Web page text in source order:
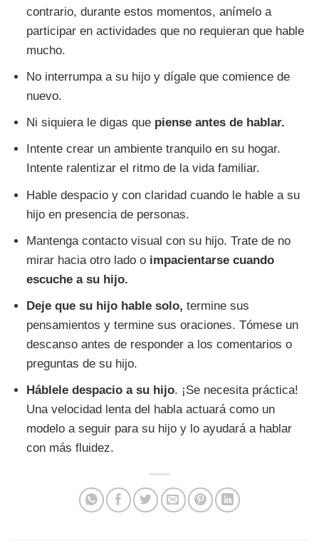
contrario, durante estos momentos, anímelo a
participar en actividades que no requieran que hable
mucho.
No interrumpa a su hijo y dígale que comience de
nuevo.
Ni siquiera le digas que piense antes de hablar.
Intente crear un ambiente tranquilo en su hogar.
Intente ralentizar el ritmo de la vida familiar.
Hable despacio y con claridad cuando le hable a su
hijo en presencia de personas.
Mantenga contacto visual con su hijo. Trate de no
mirar hacia otro lado o impacientarse cuando
escuche a su hijo.
Deje que su hijo hable solo, termine sus
pensamientos y termine sus oraciones. Tómese un
descanso antes de responder a los comentarios o
preguntas de su hijo.
Háblele despacio a su hijo. ¡Se necesita práctica!
Una velocidad lenta del habla actuará como un
modelo a seguir para su hijo y lo ayudará a hablar
con más fluidez.